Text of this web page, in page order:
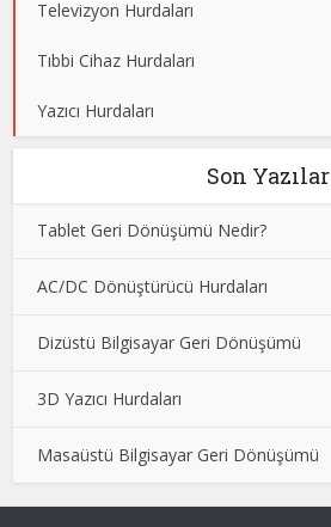
Televizyon Hurdaları
Tıbbi Cihaz Hurdaları
Yazıcı Hurdaları
Son Yazılar
Tablet Geri Dönüşümü Nedir?
AC/DC Dönüştürücü Hurdaları
Dizüstü Bilgisayar Geri Dönüşümü
3D Yazıcı Hurdaları
Masaüstü Bilgisayar Geri Dönüşümü